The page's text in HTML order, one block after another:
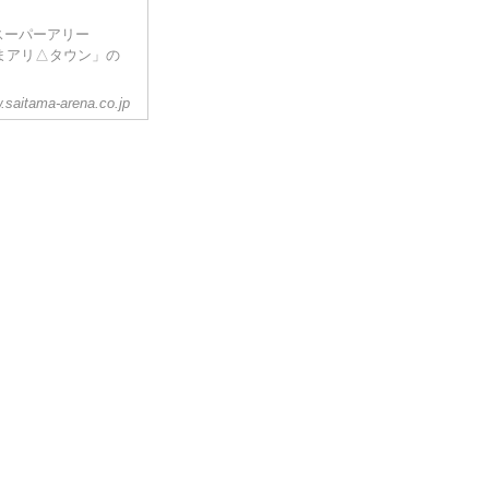
パーアリー
アリ△タウン」の
arena.co.jp